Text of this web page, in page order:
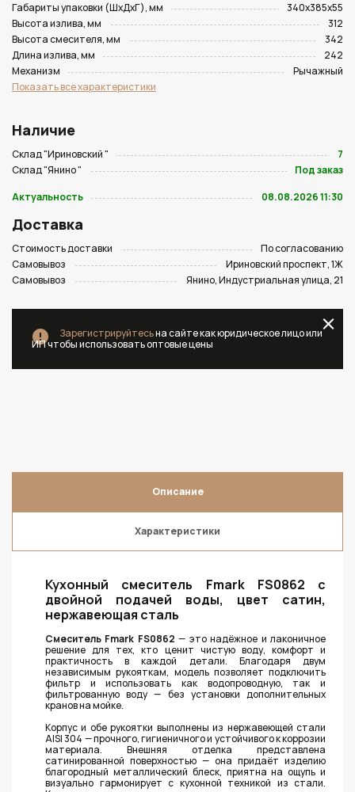
Габариты упаковки (ШхДхГ), мм
340х385х55
Высота излива, мм
312
Высота смесителя, мм
342
Длина излива, мм
242
Механизм
Рычажный
Показать все характеристики
Наличие
Склад "Ириновский "
7
Склад "Янино "
Под заказ
Актуальность
08.08.2026 11:30
Доставка
Стоимость доставки
По согласованию
Самовывоз
Ириновский проспект, 1Ж
Самовывоз
Янино, Индустриальная улица, 21
Зарегистрируйтесьна сайте как юридическое лицо или
ИП чтобы использовать оптовые цены
Описание
Характеристики
Кухонный смеситель Fmark FS0862 с
двойной подачей воды, цвет сатин,
нержавеющая сталь
Смеситель Fmark FS0862 — это надёжное и лаконичное
решение для тех, кто ценит чистую воду, комфорт и
практичность в каждой детали. Благодаря двум
независимым рукояткам, модель позволяет подключить
фильтр и использовать как водопроводную, так и
фильтрованную воду — без установки дополнительных
кранов на мойке.
Корпус и обе рукоятки выполнены из нержавеющей стали
AISI 304 — прочного, гигиеничного и устойчивого к коррозии
материала. Внешняя отделка представлена
сатинированной поверхностью — она придаёт изделию
благородный металлический блеск, приятна на ощупь и
визуально гармонирует с кухонной техникой из стали.